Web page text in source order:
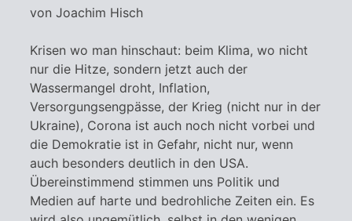
von Joachim Hisch
Krisen wo man hinschaut: beim Klima, wo nicht
nur die Hitze, sondern jetzt auch der
Wassermangel droht, Inflation,
Versorgungsengpässe, der Krieg (nicht nur in der
Ukraine), Corona ist auch noch nicht vorbei und
die Demokratie ist in Gefahr, nicht nur, wenn
auch besonders deutlich in den USA.
Übereinstimmend stimmen uns Politik und
Medien auf harte und bedrohliche Zeiten ein. Es